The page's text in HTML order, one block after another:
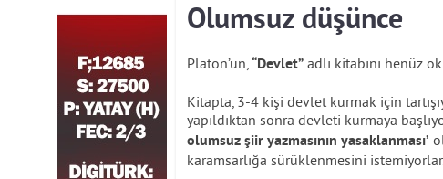
Olumsuz düşünce
Platon’un,“Devlet” adlı kitabını henüz
Kitapta, 3-4 kişi devlet kurmak için
yapıldıktan sonra devleti kurmaya
olumsuz şiir yazmasının yasaklanması’
karamsarlığa sürüklenmesini